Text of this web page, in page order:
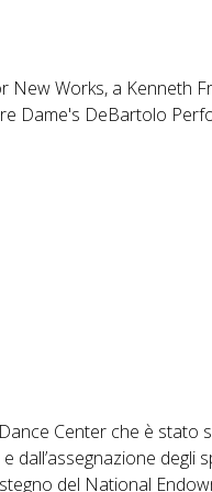
Works, a Kenneth
Dame's DeBartolo
Center che è stato
degli
del National